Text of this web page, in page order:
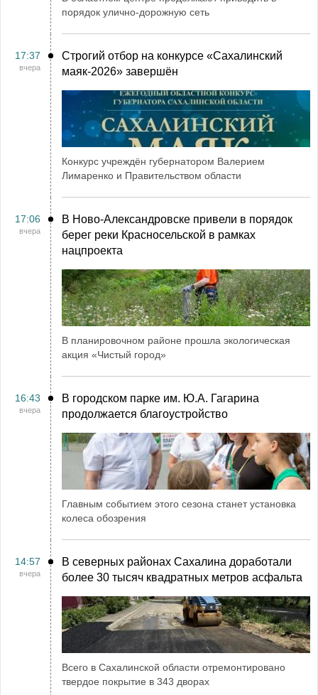
порядок улично-дорожную сеть
17:37
вчера
Строгий отбор на конкурсе «Сахалинский
маяк‑2026» завершён
Конкурс учреждён губернатором Валерием
Лимаренко и Правительством области
17:06
вчера
В Ново-Александровске привели в порядок
берег реки Красносельской в рамках
нацпроекта
В планировочном районе прошла экологическая
акция «Чистый город»
16:43
вчера
В городском парке им. Ю.А. Гагарина
продолжается благоустройство
Главным событием этого сезона станет установка
колеса обозрения
14:57
вчера
В северных районах Сахалина доработали
более 30 тысяч квадратных метров асфальта
Всего в Сахалинской области отремонтировано
твердое покрытие в 343 дворах